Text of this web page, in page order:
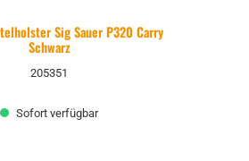
Sig Sauer P320 Carry
Schwarz
205351
Sofort verfügbar